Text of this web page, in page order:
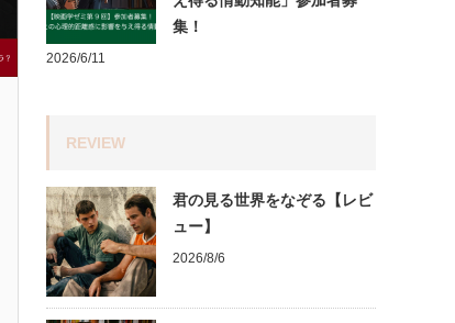
集！
2026/6/11
REVIEW
君の見る世界をなぞる【レビ
ュー】
2026/8/6